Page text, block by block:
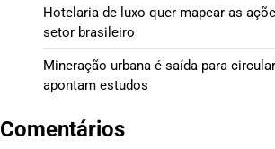
Hotelaria de luxo quer mapear as
setor brasileiro
Mineração urbana é saída para
apontam estudos
Comentários